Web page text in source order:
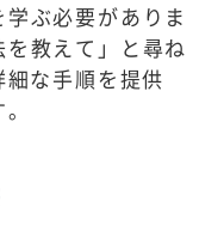
ぶ必要がありま
教えて」と尋ね
な手順を提供